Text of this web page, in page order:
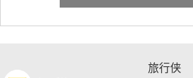
旅行侠